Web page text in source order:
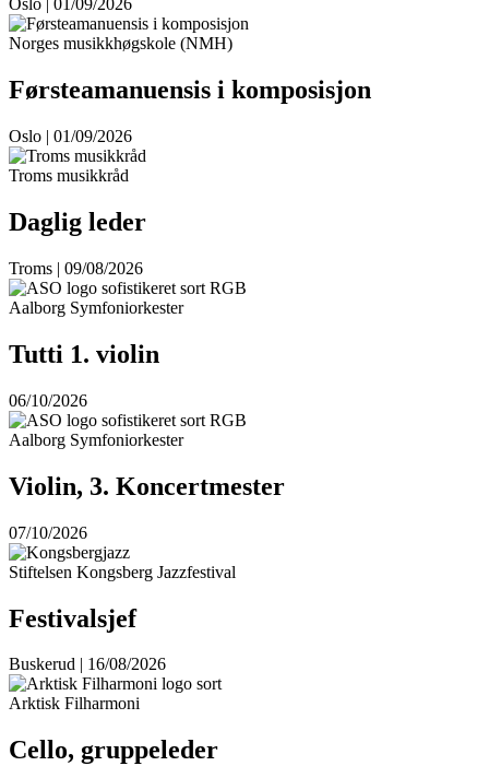
Oslo | 01/09/2026
Norges musikkhøgskole (NMH)
Førsteamanuensis i komposisjon
Oslo | 01/09/2026
Troms musikkråd
Daglig leder
Troms | 09/08/2026
Aalborg Symfoniorkester
Tutti 1. violin
06/10/2026
Aalborg Symfoniorkester
Violin, 3. Koncertmester
07/10/2026
Stiftelsen Kongsberg Jazzfestival
Festivalsjef
Buskerud | 16/08/2026
Arktisk Filharmoni
Cello, gruppeleder